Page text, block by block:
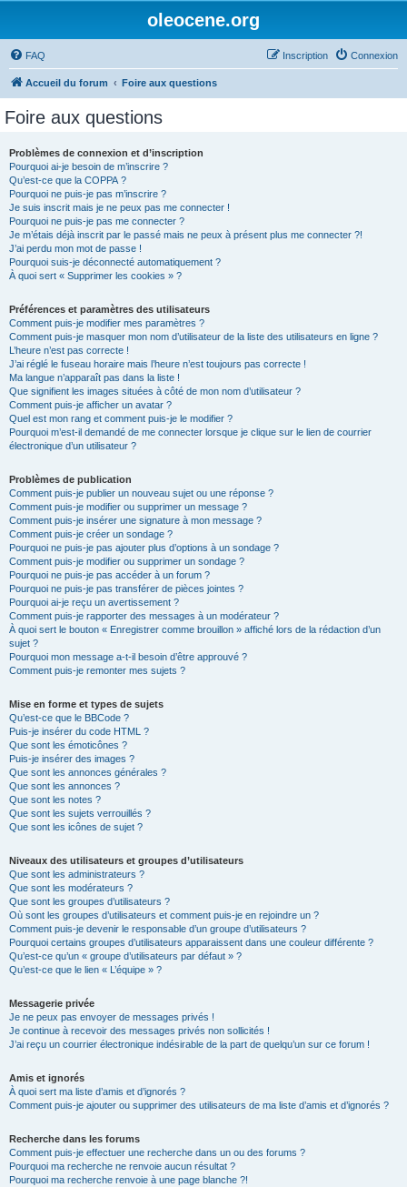
oleocene.org
FAQ Connexion
Inscription
Accueil du forum Foire aux questions
Foire aux questions
Problèmes de connexion et d’inscription
Pourquoi ai-je besoin de m’inscrire ?
Qu’est-ce que la COPPA ?
Pourquoi ne puis-je pas m’inscrire ?
Je suis inscrit mais je ne peux pas me connecter !
Pourquoi ne puis-je pas me connecter ?
Je m’étais déjà inscrit par le passé mais ne peux à présent plus me connecter ?!
J’ai perdu mon mot de passe !
Pourquoi suis-je déconnecté automatiquement ?
À quoi sert « Supprimer les cookies » ?
Préférences et paramètres des utilisateurs
Comment puis-je modifier mes paramètres ?
Comment puis-je masquer mon nom d’utilisateur de la liste des utilisateurs en ligne ?
L’heure n’est pas correcte !
J’ai réglé le fuseau horaire mais l’heure n’est toujours pas correcte !
Ma langue n’apparaît pas dans la liste !
Que signifient les images situées à côté de mon nom d’utilisateur ?
Comment puis-je afficher un avatar ?
Quel est mon rang et comment puis-je le modifier ?
Pourquoi m’est-il demandé de me connecter lorsque je clique sur le lien de courrier
électronique d’un utilisateur ?
Problèmes de publication
Comment puis-je publier un nouveau sujet ou une réponse ?
Comment puis-je modifier ou supprimer un message ?
Comment puis-je insérer une signature à mon message ?
Comment puis-je créer un sondage ?
Pourquoi ne puis-je pas ajouter plus d’options à un sondage ?
Comment puis-je modifier ou supprimer un sondage ?
Pourquoi ne puis-je pas accéder à un forum ?
Pourquoi ne puis-je pas transférer de pièces jointes ?
Pourquoi ai-je reçu un avertissement ?
Comment puis-je rapporter des messages à un modérateur ?
À quoi sert le bouton « Enregistrer comme brouillon » affiché lors de la rédaction d’un
sujet ?
Pourquoi mon message a-t-il besoin d’être approuvé ?
Comment puis-je remonter mes sujets ?
Mise en forme et types de sujets
Qu’est-ce que le BBCode ?
Puis-je insérer du code HTML ?
Que sont les émoticônes ?
Puis-je insérer des images ?
Que sont les annonces générales ?
Que sont les annonces ?
Que sont les notes ?
Que sont les sujets verrouillés ?
Que sont les icônes de sujet ?
Niveaux des utilisateurs et groupes d’utilisateurs
Que sont les administrateurs ?
Que sont les modérateurs ?
Que sont les groupes d’utilisateurs ?
Où sont les groupes d’utilisateurs et comment puis-je en rejoindre un ?
Comment puis-je devenir le responsable d’un groupe d’utilisateurs ?
Pourquoi certains groupes d’utilisateurs apparaissent dans une couleur différente ?
Qu’est-ce qu’un « groupe d’utilisateurs par défaut » ?
Qu’est-ce que le lien « L’équipe » ?
Messagerie privée
Je ne peux pas envoyer de messages privés !
Je continue à recevoir des messages privés non sollicités !
J’ai reçu un courrier électronique indésirable de la part de quelqu’un sur ce forum !
Amis et ignorés
À quoi sert ma liste d’amis et d’ignorés ?
Comment puis-je ajouter ou supprimer des utilisateurs de ma liste d’amis et d’ignorés ?
Recherche dans les forums
Comment puis-je effectuer une recherche dans un ou des forums ?
Pourquoi ma recherche ne renvoie aucun résultat ?
Pourquoi ma recherche renvoie à une page blanche ?!